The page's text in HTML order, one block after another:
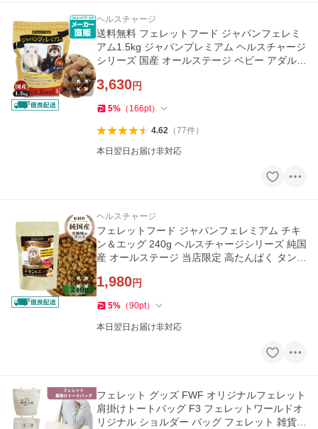
ヘルスチャージ
送料無料 フェレットフード ジャパンフェレミ
アム1.5kg ジャパンプレミアム ヘルスチャージ
シリーズ 国産 オールステージ ベビー アダルト
3,630円
5% （ 166pt）
4.62（77件）
本日翌日お届け非対応
ヘルスチャージ
フェレットフード ジャパンフェレミアム チキ
ン＆エッグ 240g ヘルスチャージシリーズ 純国
産 オールステージ 当店限定 高たんぱく タンパ
1,980円
5% （90pt）
本日翌日お届け非対応
フェレット グッズ FWF オリジナルフェレット
肩掛けトートバッグ F3 フェレットワールドオ
リジナル ショルダー バッグ フェレット 雑貨